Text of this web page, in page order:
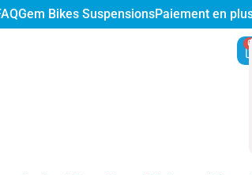
Gem Bikes SuspensionsPaiement en
0